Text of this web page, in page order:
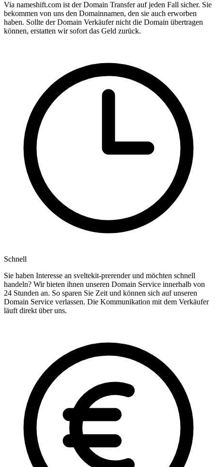
Via nameshift.com ist der Domain Transfer auf jeden Fall sicher. Sie
bekommen von uns den Domainnamen, den sie auch erworben
haben. Sollte der Domain Verkäufer nicht die Domain übertragen
können, erstatten wir sofort das Geld zurück.
Schnell
Sie haben Interesse an sveltekit-prerender und möchten schnell
handeln? Wir bieten ihnen unseren Domain Service innerhalb von
24 Stunden an. So sparen Sie Zeit und können sich auf unseren
Domain Service verlassen. Die Kommunikation mit dem Verkäufer
läuft direkt über uns.